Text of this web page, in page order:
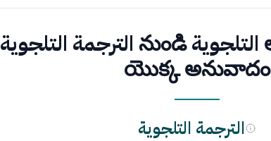
الترجمة التلجوية నుండి التلجوية లో సూరా المدّثر
యొక్క అనువాదం
الترجمة التلجوية